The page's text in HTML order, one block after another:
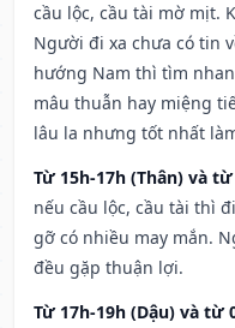
cầu lộc, cầu tài mờ mịt.
Người đi xa chưa có tin
hướng Nam thì tìm
mâu thuẫn hay miệng
lâu la nhưng tốt nhất
Từ 15h-17h (Thân) và
nếu cầu lộc, cầu tài thì
gỡ có nhiều may mắn.
đều gặp thuận lợi.
Từ 17h-19h (Dậu) và từ